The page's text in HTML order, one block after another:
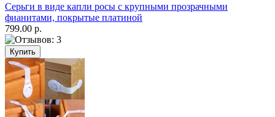
Серьги в виде капли росы с крупными прозрачными
фианитами, покрытые платиной
799.00 р.